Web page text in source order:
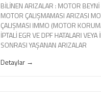
BİLİNEN ARIZALAR : MOTOR
MOTOR ÇALIŞMAMASI ARIZASI
ÇALIŞMASI IMMO (MOTOR
İPTALİ EGR VE DPF HATALARI
SONRASI YAŞANAN ARIZALAR
Detaylar →